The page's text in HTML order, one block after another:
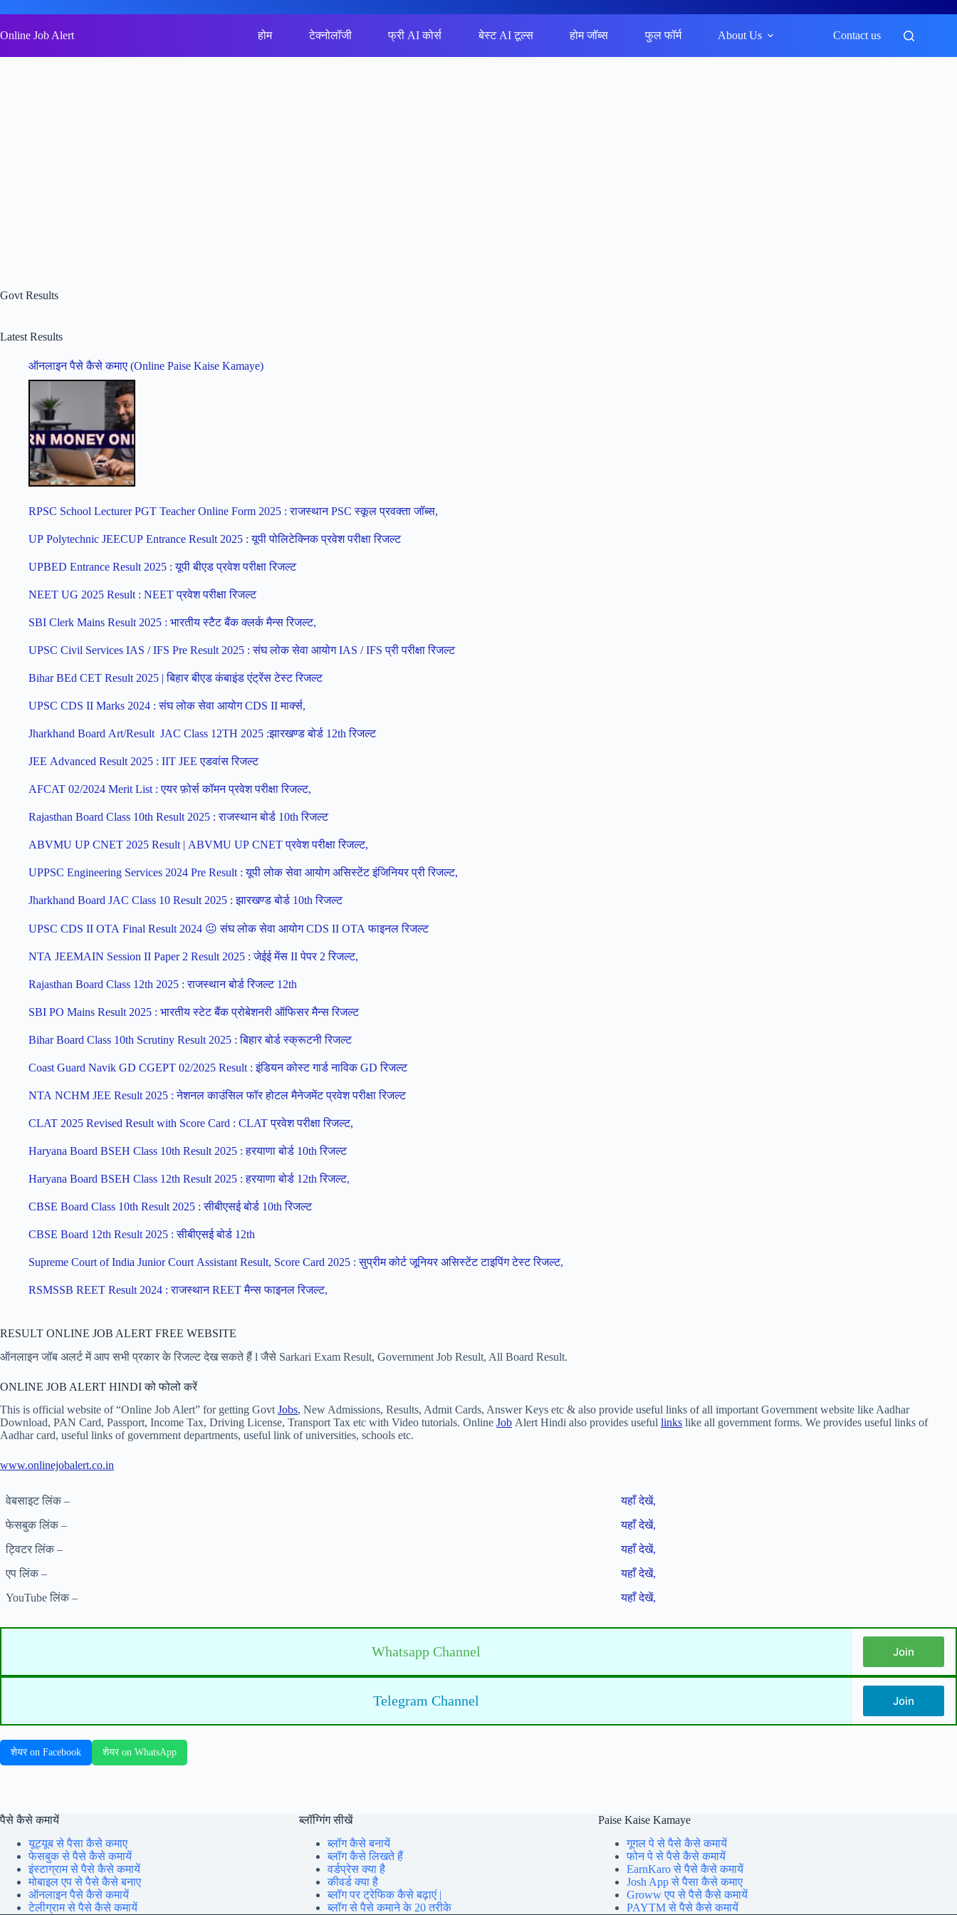
to
content
Online Job Alert होम टेक्नोलॉजी फ्री AI कोर्स बेस्ट AI टूल्स होम जॉब्स फुल फॉर्म About Us Contact us
Govt Results
Latest Results
ऑनलाइन पैसे कैसे कमाए (Online Paise Kaise Kamaye)
RPSC School Lecturer PGT Teacher Online Form 2025 : राजस्थान PSC स्कूल प्रवक्ता जॉब्स,
UP Polytechnic JEECUP Entrance Result 2025 : यूपी पोलिटेक्निक प्रवेश परीक्षा रिजल्ट
UPBED Entrance Result 2025 : यूपी बीएड प्रवेश परीक्षा रिजल्ट
NEET UG 2025 Result : NEET प्रवेश परीक्षा रिजल्ट
SBI Clerk Mains Result 2025 : भारतीय स्टैट बैंक क्लर्क मैन्स रिजल्ट,
UPSC Civil Services IAS / IFS Pre Result 2025 : संघ लोक सेवा आयोग IAS / IFS प्री परीक्षा रिजल्ट
Bihar BEd CET Result 2025 | बिहार बीएड कंबाइंड एंट्रेंस टेस्ट रिजल्ट
UPSC CDS II Marks 2024 : संघ लोक सेवा आयोग CDS II मार्क्स,
Jharkhand Board Art/Result JAC Class 12TH 2025 :झारखण्ड बोर्ड 12th रिजल्ट
JEE Advanced Result 2025 : IIT JEE एडवांस रिजल्ट
AFCAT 02/2024 Merit List : एयर फ़ोर्स कॉमन प्रवेश परीक्षा रिजल्ट,
Rajasthan Board Class 10th Result 2025 : राजस्थान बोर्ड 10th रिजल्ट
ABVMU UP CNET 2025 Result | ABVMU UP CNET प्रवेश परीक्षा रिजल्ट,
UPPSC Engineering Services 2024 Pre Result : यूपी लोक सेवा आयोग असिस्टेंट इंजिनियर प्री रिजल्ट,
Jharkhand Board JAC Class 10 Result 2025 : झारखण्ड बोर्ड 10th रिजल्ट
UPSC CDS II OTA Final Result 2024 😐 संघ लोक सेवा आयोग CDS II OTA फाइनल रिजल्ट
NTA JEEMAIN Session II Paper 2 Result 2025 : जेईई मेंस II पेपर 2 रिजल्ट,
Rajasthan Board Class 12th 2025 : राजस्थान बोर्ड रिजल्ट 12th
SBI PO Mains Result 2025 : भारतीय स्टेट बैंक प्रोबेशनरी ऑफिसर मैन्स रिजल्ट
Bihar Board Class 10th Scrutiny Result 2025 : बिहार बोर्ड स्क्रूटनी रिजल्ट
Coast Guard Navik GD CGEPT 02/2025 Result : इंडियन कोस्ट गार्ड नाविक GD रिजल्ट
NTA NCHM JEE Result 2025 : नेशनल काउंसिल फॉर होटल मैनेजमेंट प्रवेश परीक्षा रिजल्ट
CLAT 2025 Revised Result with Score Card : CLAT प्रवेश परीक्षा रिजल्ट,
Haryana Board BSEH Class 10th Result 2025 : हरयाणा बोर्ड 10th रिजल्ट
Haryana Board BSEH Class 12th Result 2025 : हरयाणा बोर्ड 12th रिजल्ट,
CBSE Board Class 10th Result 2025 : सीबीएसई बोर्ड 10th रिजल्ट
CBSE Board 12th Result 2025 : सीबीएसई बोर्ड 12th
Supreme Court of India Junior Court Assistant Result, Score Card 2025 : सुप्रीम कोर्ट जूनियर असिस्टेंट टाइपिंग टेस्ट रिजल्ट,
RSMSSB REET Result 2024 : राजस्थान REET मैन्स फाइनल रिजल्ट,
RESULT ONLINE JOB ALERT FREE WEBSITE
ऑनलाइन जॉब अलर्ट में आप सभी प्रकार के रिजल्ट देख सकते हैं l जैसे Sarkari Exam Result, Government Job Result, All Board Result.
ONLINE JOB ALERT HINDI को फोलो करें
This is official website of “Online Job Alert” for getting Govt Jobs, New Admissions, Results, Admit Cards, Answer Keys etc & also provide useful links of all important Government website like Aadhar
Download, PAN Card, Passport, Income Tax, Driving License, Transport Tax etc with Video tutorials. Online Job Alert Hindi also provides useful links like all government forms. We provides useful links of
Aadhar card, useful links of government departments, useful link of universities, schools etc.
www.onlinejobalert.co.in
वेबसाइट लिंक –
यहाँ देखें,
फेसबुक लिंक –
यहाँ देखें,
ट्विटर लिंक –
यहाँ देखें,
एप लिंक –
यहाँ देखें,
YouTube लिंक –
यहाँ देखें,
Whatsapp Channel Join
Telegram Channel Join
शेयर on Facebook शेयर on WhatsApp
पैसे कैसे कमायें
यूट्यूब से पैसा कैसे कमाए
फेसबुक से पैसे कैसे कमायें
इंस्टाग्राम से पैसे कैसे कमायें
मोबाइल एप से पैसे कैसे बनाए
ऑनलाइन पैसे कैसे कमायें
टेलीग्राम से पैसे कैसे कमायें
ब्लॉग्गिंग सीखें
ब्लॉग कैसे बनायें
ब्लॉग कैसे लिखते हैं
वर्डप्रेस क्या है
कीवर्ड क्या है
ब्लॉग पर ट्रेफिक कैसे बढ़ाएं |
ब्लॉग से पैसे कमाने के 20 तरीके
Paise Kaise Kamaye
गूगल पे से पैसे कैसे कमायें
फोन पे से पैसे कैसे कमायें
EarnKaro से पैसे कैसे कमायें
Josh App से पैसा कैसे कमाए
Groww एप से पैसे कैसे कमायें
PAYTM से पैसे कैसे कमायें